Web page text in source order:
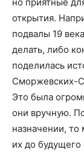
открытия.
подвалы 19
делать, либо
поделилась
Сморжевских-
Это была
они вручную.
назначении,
их до